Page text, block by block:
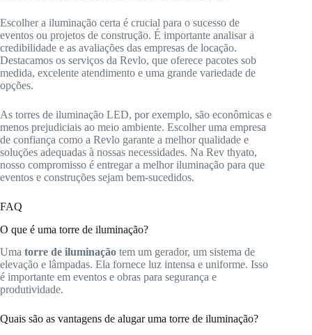
Escolher a iluminação certa é crucial para o sucesso de
eventos ou projetos de construção. É importante analisar a
credibilidade e as avaliações das empresas de locação.
Destacamos os serviços da Revlo, que oferece pacotes sob
medida, excelente atendimento e uma grande variedade de
opções.
As torres de iluminação LED, por exemplo, são econômicas e
menos prejudiciais ao meio ambiente. Escolher uma empresa
de confiança como a Revlo garante a melhor qualidade e
soluções adequadas à nossas necessidades. Na Rev thyato,
nosso compromisso é entregar a melhor iluminação para que
eventos e construções sejam bem-sucedidos.
FAQ
O que é uma torre de iluminação?
Uma torre de iluminação tem um gerador, um sistema de
elevação e lâmpadas. Ela fornece luz intensa e uniforme. Isso
é importante em eventos e obras para segurança e
produtividade.
Quais são as vantagens de alugar uma torre de iluminação?